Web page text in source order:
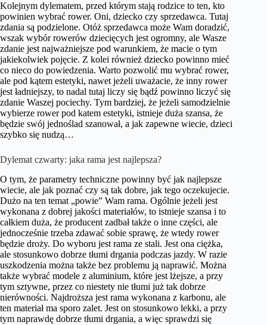
Kolejnym dylematem, przed którym stają rodzice to ten, kto
powinien wybrać rower. Oni, dziecko czy sprzedawca. Tutaj
zdania są podzielone. Otóż sprzedawca może Wam doradzić,
wszak wybór rowerów dziecięcych jest ogromny, ale Wasze
zdanie jest najważniejsze pod warunkiem, że macie o tym
jakiekolwiek pojęcie. Z kolei również dziecko powinno mieć
co nieco do powiedzenia. Warto pozwolić mu wybrać rower,
ale pod kątem estetyki, nawet jeżeli uważacie, że inny rower
jest ładniejszy, to nadal tutaj liczy się bądź powinno liczyć się
zdanie Waszej pociechy. Tym bardziej, że jeżeli samodzielnie
wybierze rower pod katem estetyki, istnieje duża szansa, że
będzie swój jednoślad szanował, a jak zapewne wiecie, dzieci
szybko się nudzą…
Dylemat czwarty: jaka rama jest najlepsza?
O tym, że parametry techniczne powinny być jak najlepsze
wiecie, ale jak poznać czy są tak dobre, jak tego oczekujecie.
Dużo na ten temat „powie” Wam rama. Ogólnie jeżeli jest
wykonana z dobrej jakości materiałów, to istnieje szansa i to
całkiem duża, że producent zadbał także o inne części, ale
jednocześnie trzeba zdawać sobie sprawę, że wtedy rower
będzie droży. Do wyboru jest rama ze stali. Jest ona ciężka,
ale stosunkowo dobrze tłumi drgania podczas jazdy. W razie
uszkodzenia można także bez problemu ją naprawić. Można
także wybrać modele z aluminium, które jest lżejsze, a przy
tym sztywne, przez co niestety nie tłumi już tak dobrze
nierówności. Najdroższa jest rama wykonana z karbonu, ale
ten materiał ma sporo zalet. Jest on stosunkowo lekki, a przy
tym naprawdę dobrze tłumi drgania, a więc sprawdzi się